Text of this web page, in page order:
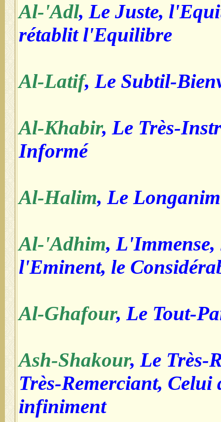
Al-'Adl, Le Juste,
rétablit l'Equilibre
Al-Latif, Le Subtil-
Al-Khabir, Le Très-
Informé
Al-Halim, Le
Al-'Adhim,
l'Eminent, le
Al-Ghafour, Le Tout-
Ash-Shakour, Le Très-
Très-Remerciant,
infiniment